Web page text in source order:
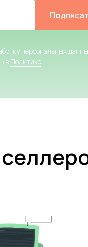
персональных
в Политике.